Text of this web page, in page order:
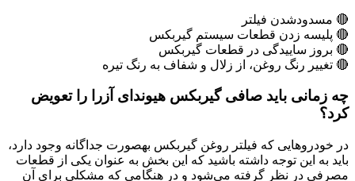
🔴 مسدودشدن فیلتر
🔴 پلیسه ­زدن قطعات سیستم گیربکس
🔴 بروز ساییدگی در قطعات گیربکس
🔴 تغییر رنگ روغن، از زلال و شفاف­ به رنگ تیره
چه زمانی باید صافی گیربکس هیوندای آزرا را تعویض
کرد؟
در خودروهایی که فیلتر روغن گیربکس به­صورت جداگانه وجود دارد،
باید به این توجه داشته باشید که این بخش به ­عنوان یکی از قطعات
مصرفی در نظر گرفته می­‌شود و در هنگامی که مشکلی برای آن